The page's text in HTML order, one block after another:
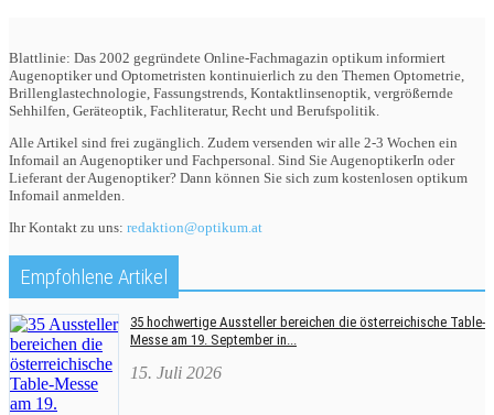
Blattlinie: Das 2002 gegründete Online-Fachmagazin optikum informiert
Augenoptiker und Optometristen kontinuierlich zu den Themen Optometrie,
Brillenglastechnologie, Fassungstrends, Kontaktlinsenoptik, vergrößernde
Sehhilfen, Geräteoptik, Fachliteratur, Recht und Berufspolitik.
Alle Artikel sind frei zugänglich. Zudem versenden wir alle 2-3 Wochen ein
Infomail an Augenoptiker und Fachpersonal. Sind Sie AugenoptikerIn oder
Lieferant der Augenoptiker? Dann können Sie sich zum kostenlosen optikum
Infomail anmelden.
Ihr Kontakt zu uns: redaktion@optikum.at
Empfohlene Artikel
35 hochwertige Aussteller bereichen die österreichische Table-
Messe am 19. September in...
15. Juli 2026